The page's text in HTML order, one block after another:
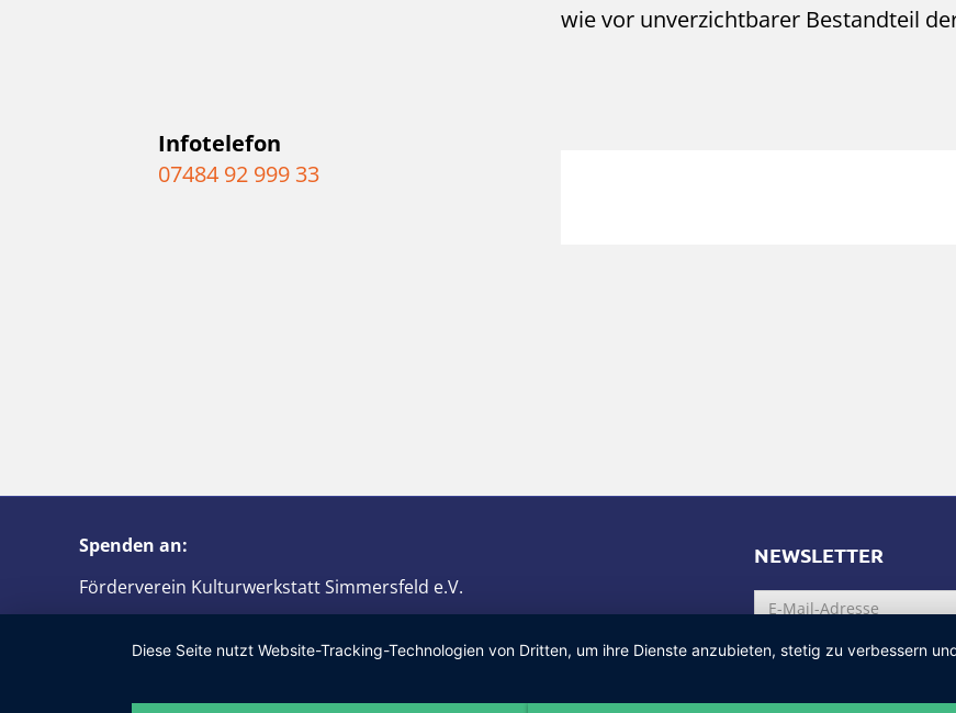
Infotelefon
07484 92 999 33
wie vor unverzichtbarer Bestandteil
Spenden an:
Förderverein Kulturwerkstatt Simmersfeld e.V.
BIC: GENODES1PGW
NEWSLETTER
function scrollHeaderFunction(){ ?>
Diese Seite nutzt Website-Tracking-Technologien von Dritten, um ihre Dienste anzubieten, stetig zu verbessern